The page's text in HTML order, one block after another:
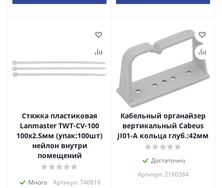
Стяжка пластиковая
Lanmaster TWT-CV-100
100x2.5мм (упак:100шт)
нейлон внутри
помещений
Много Артикул: 740819
Кабельный органайзер
вертикальный Cabeus
JI01-A кольца глуб.:42мм
Достаточно
Артикул: 2160384